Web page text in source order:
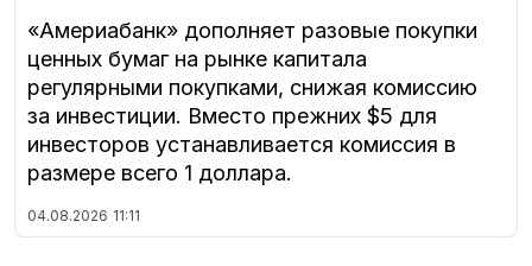
«Америабанк» дополняет разовые покупки
ценных бумаг на рынке капитала
регулярными покупками, снижая комиссию
за инвестиции. Вместо прежних $5 для
инвесторов устанавливается комиссия в
размере всего 1 доллара.
04.08.2026 11:11